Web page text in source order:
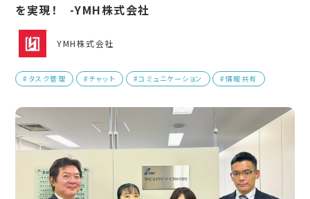
を実現！ -YMH株式会社
YMH株式会社
#タスク管理 #チャット #コミュニケーション #情報共有